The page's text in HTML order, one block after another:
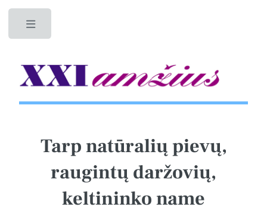
Tarp natūralių pievų,
raugintų daržovių,
keltininko name